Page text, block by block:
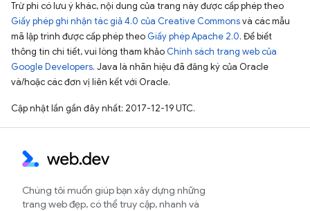
Trừ phi có lưu ý khác, nội dung của trang này được cấp phép theo
Giấy phép ghi nhận tác giả 4.0 của Creative Commonsvà các mẫu
mã lập trình được cấp phép theo Giấy phép Apache 2.0. Để biết
thông tin chi tiết, vui lòng tham khảo Chính sách trang web của
Google Developers. Java là nhãn hiệu đã đăng ký của Oracle
và/hoặc các đơn vị liên kết với Oracle.
Cập nhật lần gần đây nhất: 2017-12-19 UTC.
Chúng tôi muốn giúp bạn xây dựng những
trang web đẹp, có thể truy cập, nhanh và